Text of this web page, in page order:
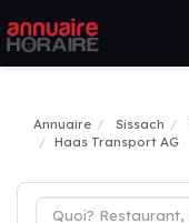
Annuaire Sissach
Haas Transport AG